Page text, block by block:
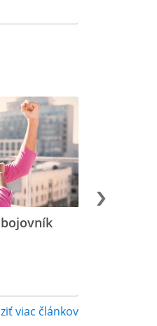
viac článkov